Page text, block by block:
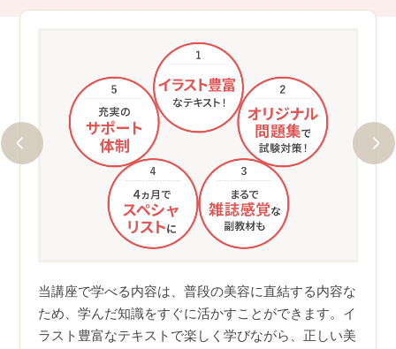
当講座で学べる内容は、普段の美容に直結する内容な
ため、学んだ知識をすぐに活かすことができます。イ
ラスト豊富なテキストで楽しく学びながら、正しい美